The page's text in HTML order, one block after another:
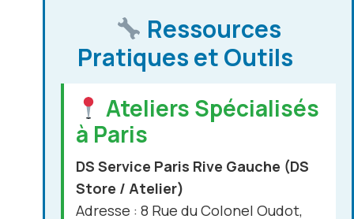
Ressources
Pratiques et Outils
Ateliers Spécialisés
à Paris
DS Service Paris Rive Gauche (DS
Store / Atelier)
Adresse : 8 Rue du Colonel Oudot,